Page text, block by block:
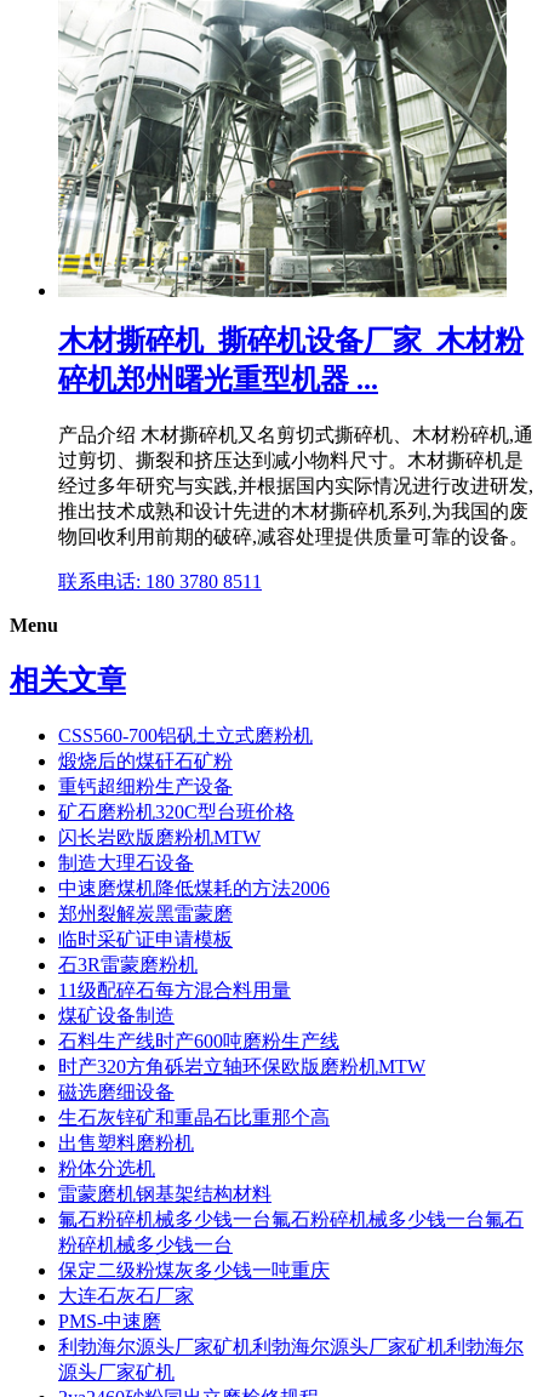
木材撕碎机_撕碎机设备厂家_木材粉
碎机郑州曙光重型机器 ...
产品介绍 木材撕碎机又名剪切式撕碎机、木材粉碎机,通
过剪切、撕裂和挤压达到减小物料尺寸。木材撕碎机是
经过多年研究与实践,并根据国内实际情况进行改进研发,
推出技术成熟和设计先进的木材撕碎机系列,为我国的废
物回收利用前期的破碎,减容处理提供质量可靠的设备。
联系电话: 180 3780 8511
Menu
相关文章
CSS560-700铝矾土立式磨粉机
煅烧后的煤矸石矿粉
重钙超细粉生产设备
矿石磨粉机320C型台班价格
闪长岩欧版磨粉机MTW
制造大理石设备
中速磨煤机降低煤耗的方法2006
郑州裂解炭黑雷蒙磨
临时采矿证申请模板
石3R雷蒙磨粉机
11级配碎石每方混合料用量
煤矿设备制造
石料生产线时产600吨磨粉生产线
时产320方角砾岩立轴环保欧版磨粉机MTW
磁选磨细设备
生石灰锌矿和重晶石比重那个高
出售塑料磨粉机
粉体分选机
雷蒙磨机钢基架结构材料
氟石粉碎机械多少钱一台氟石粉碎机械多少钱一台氟石
粉碎机械多少钱一台
保定二级粉煤灰多少钱一吨重庆
大连石灰石厂家
PMS-中速磨
利勃海尔源头厂家矿机利勃海尔源头厂家矿机利勃海尔
源头厂家矿机